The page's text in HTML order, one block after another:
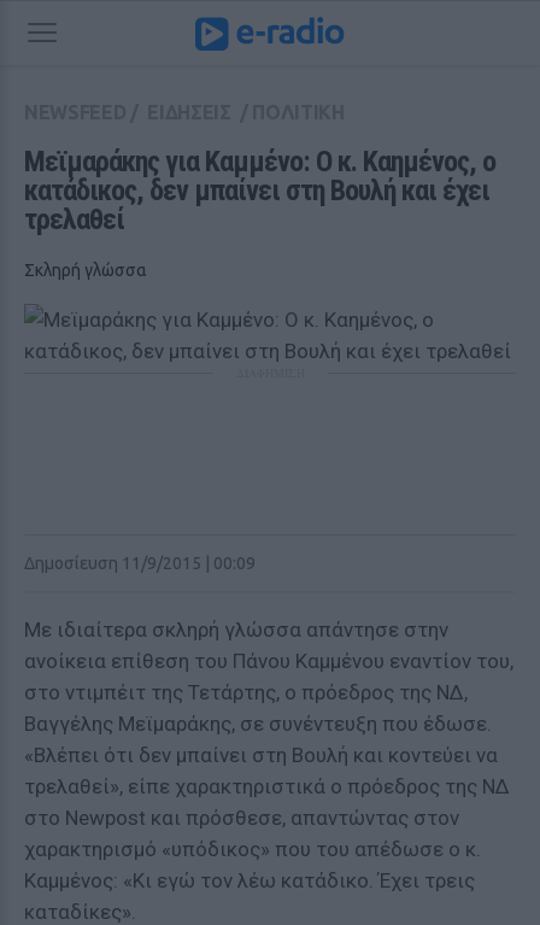
Μεϊμαράκης για Καμμένο: Ο κ. Καημένος, ο
κατάδικος, δεν μπαίνει στη Βουλή και έχει
τρελαθεί
Σκληρή γλώσσα
Δημοσίευση 11/9/2015 | 00:09
Με ιδιαίτερα σκληρή γλώσσα απάντησε στην
ανοίκεια επίθεση του Πάνου Καμμένου εναντίον του,
στο ντιμπέιτ της Τετάρτης, ο πρόεδρος της ΝΔ,
Βαγγέλης Μεϊμαράκης, σε συνέντευξη που έδωσε.
«Βλέπει ότι δεν μπαίνει στη Βουλή και κοντεύει να
τρελαθεί», είπε χαρακτηριστικά ο πρόεδρος της ΝΔ
στο Newpost και πρόσθεσε, απαντώντας στον
χαρακτηρισμό «υπόδικος» που του απέδωσε ο κ.
Καμμένος: «Κι εγώ τον λέω κατάδικο. Έχει τρεις
καταδίκες».